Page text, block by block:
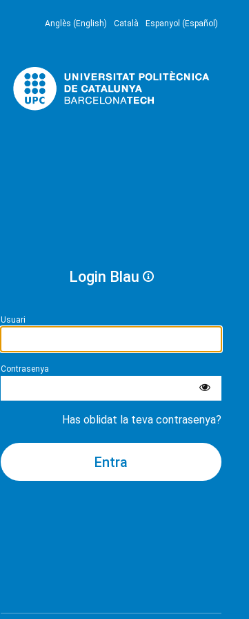
Anglès (English) Català Espanyol (Español)
Login Blau
Usuari
Contrasenya
Has oblidat la teva contrasenya?